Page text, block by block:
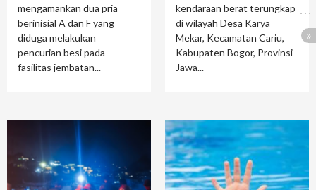
mengamankan dua pria
berinisial A dan F yang
diduga melakukan
pencurian besi pada
fasilitas jembatan...
kendaraan berat terungkap
di wilayah Desa Karya
Mekar, Kecamatan Cariu,
Kabupaten Bogor, Provinsi
Jawa...